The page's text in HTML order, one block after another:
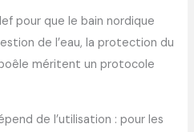
pour que le bain nordique
de l’eau, la protection du
méritent un protocole
de l’utilisation : pour les